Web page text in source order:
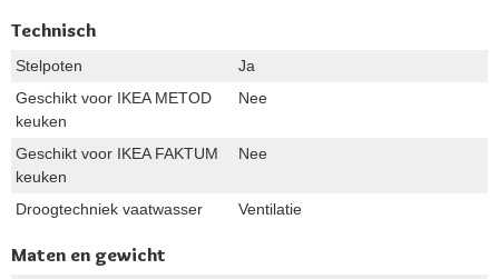
Technisch
Stelpoten
Ja
Geschikt voor IKEA METOD
keuken
Nee
Geschikt voor IKEA FAKTUM
keuken
Nee
Droogtechniek vaatwasser Ventilatie
Maten en gewicht